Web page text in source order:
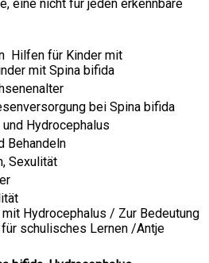
eine nicht für jeden erkennbare
Hilfen für Kinder mit
mit Spina bifida
bei Spina bifida
Hydrocephalus
Behandeln
Sexulität
Hydrocephalus / Zur Bedeutung
schulisches Lernen /Antje